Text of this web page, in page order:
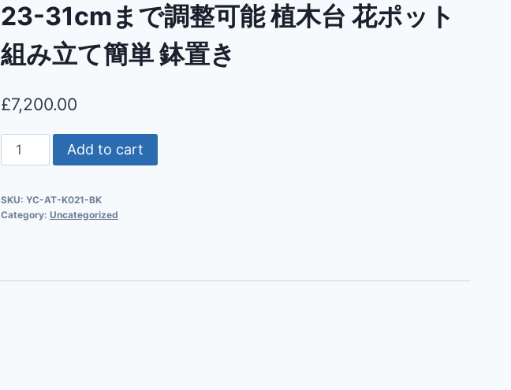
23-31cmまで調整可能 植木台 花ポット
組み立て簡単 鉢置き
£7,200.00
Add to cart
SKU: YC-AT-K021-BK
Category: Uncategorized